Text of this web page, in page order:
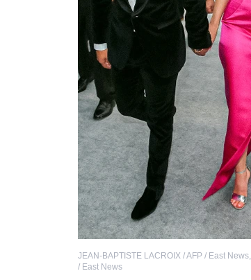
JEAN-BAPTISTE LACROIX / AFP / East News,
/ East News